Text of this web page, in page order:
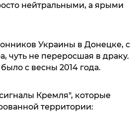
нейтральными, а ярыми
Украины в Донецке, с
чуть не переросшая в драку.
с весны 2014 года.
Кремля", которые
территории: